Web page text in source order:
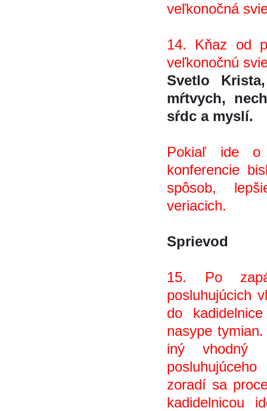
veľkonočná
14. Kňaz od
veľkonočnú
Svetlo
mŕtvych,
sŕdc a myslí.
Pokiaľ ide o
konferencie
spôsob,
veriacich.
Sprievod
15. Po
posluhujúcich
do
nasype
iný vhodný
zoradí sa
kadidelnicou